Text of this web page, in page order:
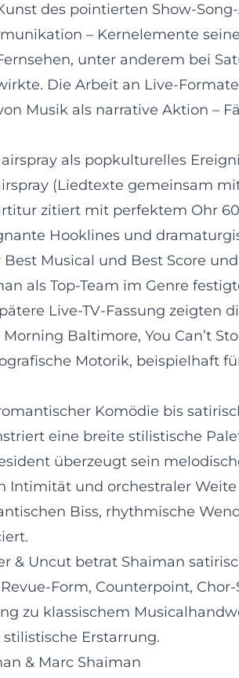
des pointierten Show-
– Kernelemente
unter anderem bei
Die Arbeit an Live-
Musik als narrative Aktion –
als popkulturelles
(Liedtexte gemeinsam
zitiert mit perfektem Ohr
Hooklines und
Musical und Best Score
als Top-Team im Genre
Live-TV-Fassung zeigten
Baltimore, You Can’t
Motorik, beispielhaft
Komödie bis
eine breite stilistische
überzeugt sein
Intimität und orchestraler
Biss, rhythmische
& Uncut betrat Shaiman
Form, Counterpoint,
zu klassischem
Erstarrung.
& Marc Shaiman